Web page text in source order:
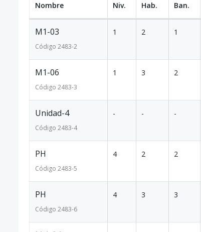
Nombre Niv. Hab. Ban.
M1-03
Código 2483-2
1 2 1
M1-06
Código 2483-3
1 3 2
Unidad-4
Código 2483-4
- - -
PH
Código 2483-5
4 2 2
PH
Código 2483-6
4 3 3